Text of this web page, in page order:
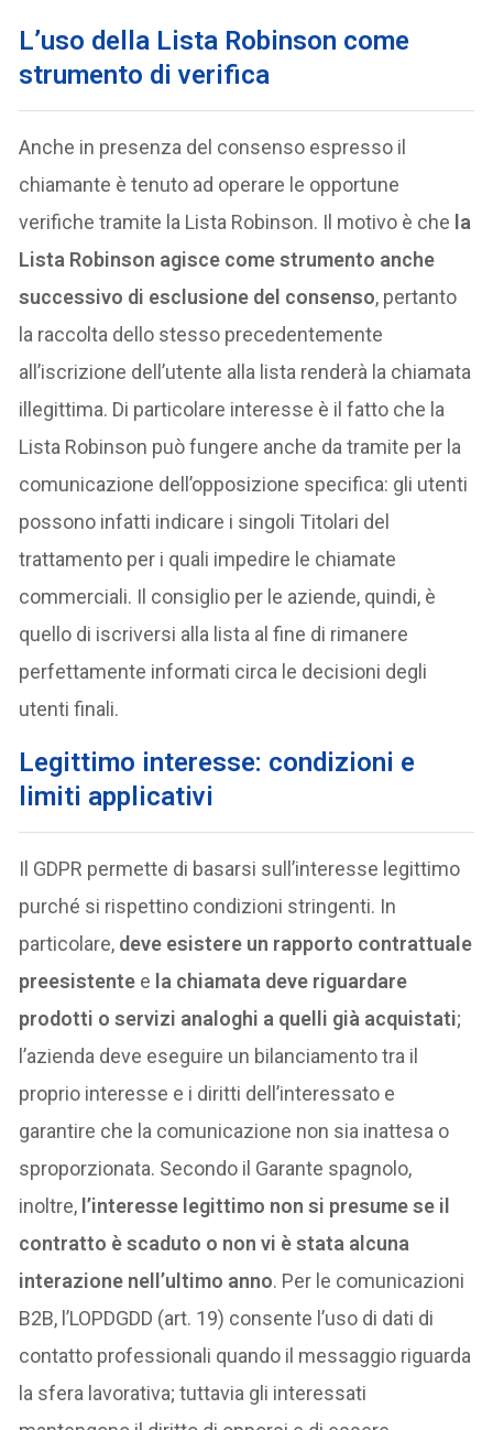
L’uso della Lista Robinson come
strumento di verifica
Anche in presenza del consenso espresso il
chiamante è tenuto ad operare le opportune
verifiche tramite la Lista Robinson. Il motivo è che la
Lista Robinson agisce come strumento anche
successivo di esclusione del consenso, pertanto
la raccolta dello stesso precedentemente
all’iscrizione dell’utente alla lista renderà la chiamata
illegittima. Di particolare interesse è il fatto che la
Lista Robinson può fungere anche da tramite per la
comunicazione dell’opposizione specifica: gli utenti
possono infatti indicare i singoli Titolari del
trattamento per i quali impedire le chiamate
commerciali. Il consiglio per le aziende, quindi, è
quello di iscriversi alla lista al fine di rimanere
perfettamente informati circa le decisioni degli
utenti finali.
Legittimo interesse: condizioni e
limiti applicativi
Il GDPR permette di basarsi sull’interesse legittimo
purché si rispettino condizioni stringenti. In
particolare, deve esistere un rapporto contrattuale
preesistente e la chiamata deve riguardare
prodotti o servizi analoghi a quelli già acquistati;
l’azienda deve eseguire un bilanciamento tra il
proprio interesse e i diritti dell’interessato e
garantire che la comunicazione non sia inattesa o
sproporzionata. Secondo il Garante spagnolo,
inoltre, l’interesse legittimo non si presume se il
contratto è scaduto o non vi è stata alcuna
interazione nell’ultimo anno. Per le comunicazioni
B2B, l’LOPDGDD (art. 19) consente l’uso di dati di
contatto professionali quando il messaggio riguarda
la sfera lavorativa; tuttavia gli interessati